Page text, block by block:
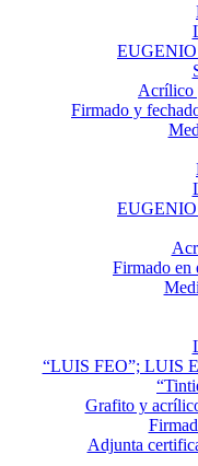
EUGENIO
Acrílico
Firmado y
EUGENIO
Firmado en
“LUIS FEO”; LUIS
Grafito y
Adjunta